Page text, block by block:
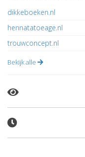
dikkeboeken.nl
hennatatoeage.nl
trouwconcept.nl
Bekijk alle